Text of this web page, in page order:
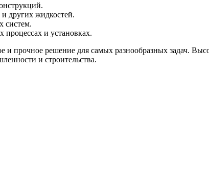
других жидкостей.
систем.
и установках.
прочное решение для самых разнообразных задач.
и строительства.